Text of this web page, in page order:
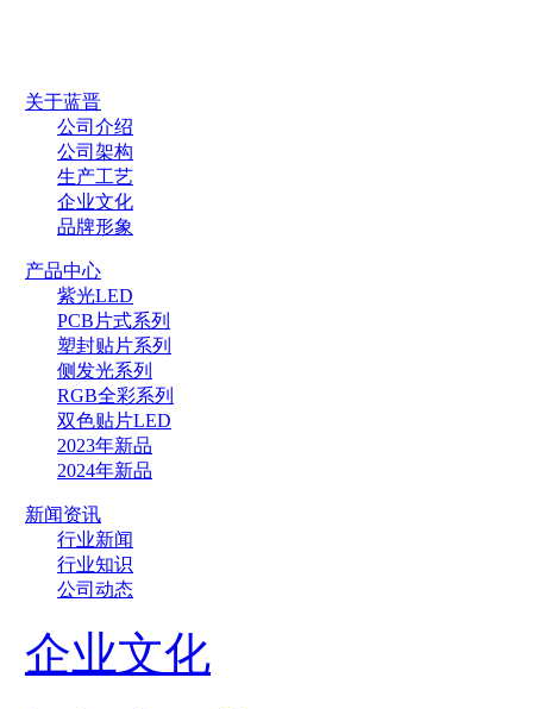
关于蓝晋
公司介绍
公司架构
生产工艺
企业文化
品牌形象
产品中心
紫光LED
PCB片式系列
塑封贴片系列
侧发光系列
RGB全彩系列
双色贴片LED
2023年新品
2024年新品
新闻资讯
行业新闻
行业知识
公司动态
企业文化